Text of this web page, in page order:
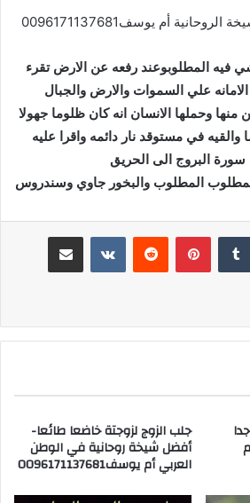
أم يوسف0096171137681
المطلوبوعند رفعه عن الارض تقرء
الامانه علي السموات والارض والجبال
منها وحملها الانسان انه كان ظلوما جهولا
والقيه في مستوقد نار دائمه واقرا عليه
المطلوب والبخور جاوي وسندروس
بينتيريست
جلب الزوج لزوجتة خاضعا طائعا-
أفضل شيخة روحانية في الوطن
العربي أم يوسف0096171137681